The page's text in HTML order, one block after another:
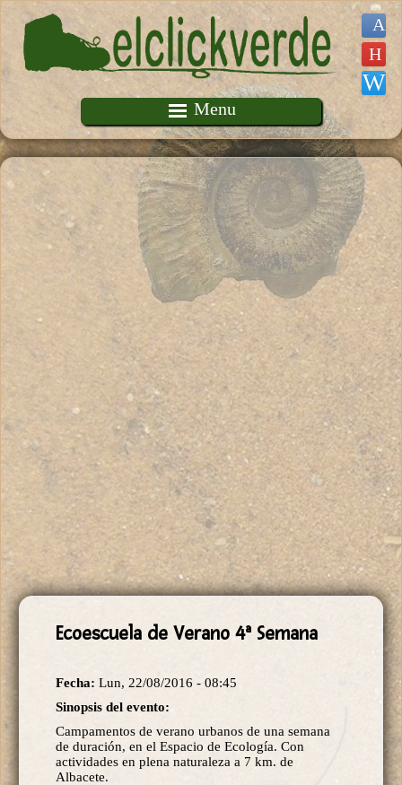
Pasar al contenido principal
Menu
Ecoescuela de Verano 4ª Semana
Fecha: Lun, 22/08/2016 - 08:45
Sinopsis del evento:
Campamentos de verano urbanos de una semana
de duración, en el Espacio de Ecología. Con
actividades en plena naturaleza a 7 km. de
Albacete.